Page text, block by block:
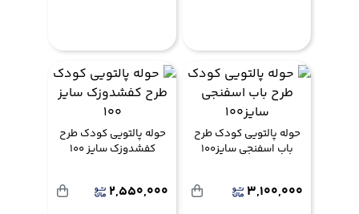
حوله پالتویی کودک طرح
باب اسفنجی سایز100
3,100,000
حوله پالتویی کودک طرح
کفشدوزک سایز 100
2,550,000